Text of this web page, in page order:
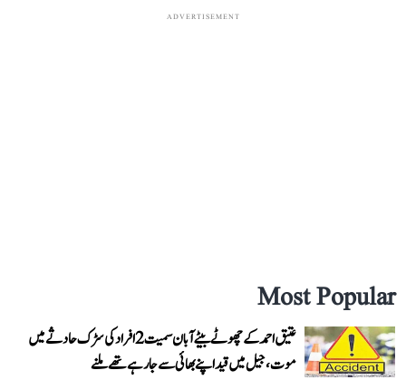
ADVERTISEMENT
Most Popular
عتیق احمد کے چھوٹے بیٹے آبان سمیت 2 افراد کی سڑک حادثے میں
موت، جیل میں قید اپنے بھائی سے جا رہے تھے ملنے